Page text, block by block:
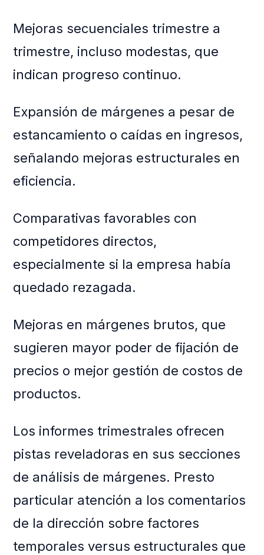
Mejoras secuenciales trimestre a
trimestre, incluso modestas, que
indican progreso continuo.
Expansión de márgenes a pesar de
estancamiento o caídas en ingresos,
señalando mejoras estructurales en
eficiencia.
Comparativas favorables con
competidores directos,
especialmente si la empresa había
quedado rezagada.
Mejoras en márgenes brutos, que
sugieren mayor poder de fijación de
precios o mejor gestión de costos de
productos.
Los informes trimestrales ofrecen
pistas reveladoras en sus secciones
de análisis de márgenes. Presto
particular atención a los comentarios
de la dirección sobre factores
temporales versus estructurales que